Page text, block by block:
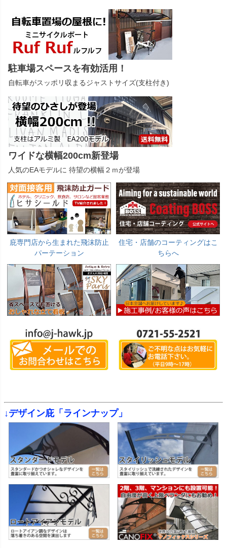
駐車場スペースを有効活用！
自転車がスッポリ収まるジャストサイズ(支柱付き)
ワイドな横幅200cm新登場
人気のEAモデルに 待望の横幅２ｍが登場
庇専門店から生まれた飛沫防止
パーテーション
住宅・店舗のコーティングはこ
ちらへ
↓デザイン庇「ラインナップ」